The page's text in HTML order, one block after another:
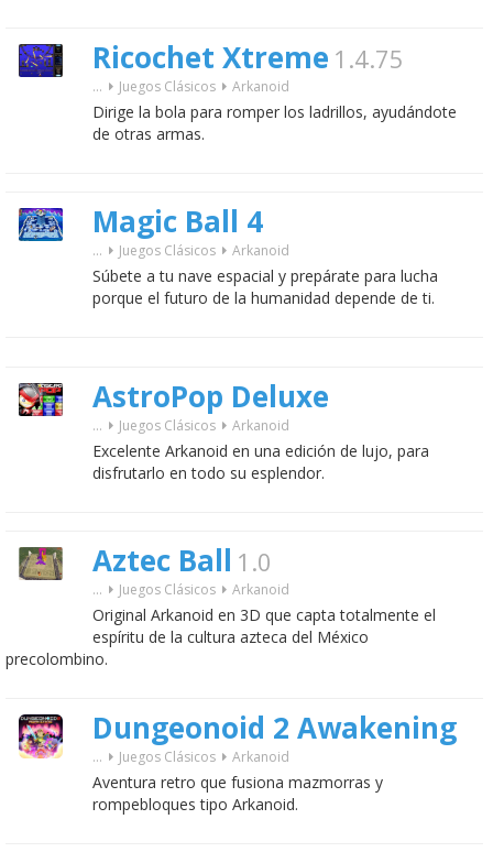
Ricochet Xtreme 1.4.75
... Juegos Clásicos Arkanoid
Dirige la bola para romper los ladrillos, ayudándote
de otras armas.
Magic Ball 4
... Juegos Clásicos Arkanoid
Súbete a tu nave espacial y prepárate para lucha
porque el futuro de la humanidad depende de ti.
AstroPop Deluxe
... Juegos Clásicos Arkanoid
Excelente Arkanoid en una edición de lujo, para
disfrutarlo en todo su esplendor.
Aztec Ball 1.0
... Juegos Clásicos Arkanoid
Original Arkanoid en 3D que capta totalmente el
espíritu de la cultura azteca del México
precolombino.
Dungeonoid 2 Awakening
... Juegos Clásicos Arkanoid
Aventura retro que fusiona mazmorras y
rompebloques tipo Arkanoid.